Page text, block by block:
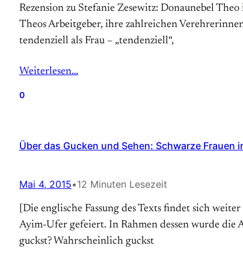
Rezension zu Stefanie Zesewitz: Donaunebel
Theos Arbeitgeber, ihre zahlreichen
tendenziell als Frau – „tendenziell“,
Weiterlesen…
0
Über das Gucken und Sehen: Schwarze Frauen
Mai 4, 2015•12 Minuten Lesezeit
[Die englische Fassung des Texts findet sich
Ayim-Ufer gefeiert. In Rahmen dessen wurde die
guckst? Wahrscheinlich guckst